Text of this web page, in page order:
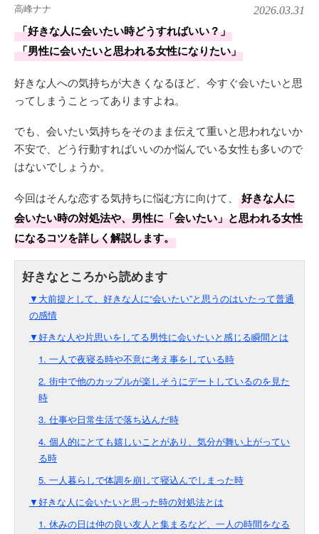
高峰ナナ 2026.03.31
「好きな人に会いたい時どうすればいい？」
「男性に会いたいと思われる女性になりたい」
好きな人への気持ちが大きくなるほど、今すぐ会いたいと思
ってしまうことってありますよね。
でも、会いたい気持ちをそのまま伝えて重いと思われないか
不安で、どう行動すればいいのか悩んでいる女性も多いので
はないでしょうか。
今回はそんな恋する気持ちに悩む方に向けて、
好きな人に
会いたい時の対処法や、男性に「会いたい」と思われる女性
になるコツを詳しく解説します。
▼大前提として、好きな人に“会いたい”と思うのはいたって普通
の感情
▼好きな人や片思いをしてる男性に会いたいと感じる瞬間とは
1. 一人で夜寝る時や不意に考え事をしている時
2. 街中で他のカップルが楽しそうにデートしているのを見た
時
3. 仕事や日常生活で落ち込んだ時
4. 個人的にとても嬉しいことがあり、気分が舞い上がってい
る時
5. 一人暮らしで体調を崩して寝込んでしまった時
▼好きな人に会いたいと思った時の対処法とは
1. 休みの日は仲の良い友人と集まるなど、一人の時間をなる